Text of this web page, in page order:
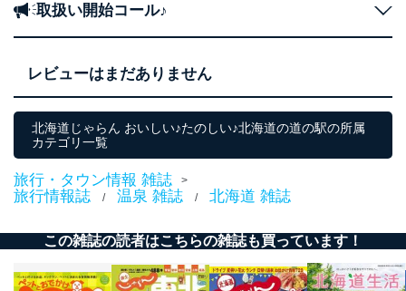
取扱い開始コール♪
レビューはまだありません
北海道じゃらん おいしい♪たのしい♪北海道の道の駅の所属
カテゴリ一覧
旅行・タウン情報 雑誌 >
旅行情報誌 / 温泉 雑誌 / 北海道 雑誌
この雑誌の読者はこちらの雑誌も買っています！